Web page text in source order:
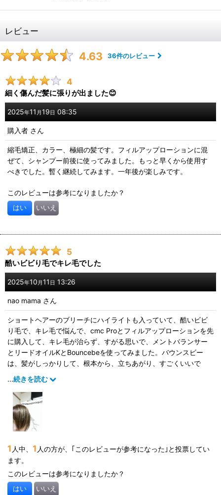
レビュー
4.63 36件のレビュー
4
細く傷んだ髪に張りが出ました😊
2025年11 月19日 08:35
購入者 さん
縮毛矯正、カラー、極細の髪です。フィルアップローションに混
ぜて、シャンプー前後に使ってみました。もっと早くから使用す
べきでした。暫く継続してみます。一年後が楽しみです。
このレビューは参考になりましたか？
はい いいえ
5
酷いビビり毛でキレ毛でした
2025年10 月11 日 13:26
nao mama さん
ショートヘアーのブリーチにハイライトも入っていて、酷いビビ
り毛で、キレ毛で悩んで、cmc Proとフィルアップローションを先
に購入して、キレ毛が治らず、すがる思いで、メントバランサー
とリードオイルKとBouncebeを使ってみました。バウンスビー
は、髪がしっかりして、根本から、立ちあがり、すごくいいで
す。
髪がサロンで仕上げてもらった感じになり、ホッとしています。
ずっと使い続けたいと思います。一回で髪がしっかりしてきま
す。
...続きを読む
1 人中、 1 人の方が、｢このレビューが参考になった｣と投票してい
ます。
このレビューは参考になりましたか？
はい いいえ